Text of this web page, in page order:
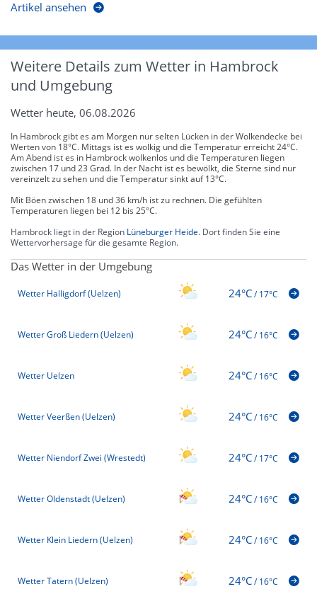
Artikel ansehen
Weitere Details zum Wetter in Hambrock
und Umgebung
Wetter heute, 06.08.2026
In Hambrock gibt es am Morgen nur selten Lücken in der Wolkendecke bei
Werten von 18°C. Mittags ist es wolkig und die Temperatur erreicht 24°C.
Am Abend ist es in Hambrock wolkenlos und die Temperaturen liegen
zwischen 17 und 23 Grad. In der Nacht ist es bewölkt, die Sterne sind nur
vereinzelt zu sehen und die Temperatur sinkt auf 13°C.
Mit Böen zwischen 18 und 36 km/h ist zu rechnen. Die gefühlten
Temperaturen liegen bei 12 bis 25°C.
Hambrock liegt in der Region Lüneburger Heide. Dort finden Sie eine
Wettervorhersage für die gesamte Region.
Das Wetter in der Umgebung
Wetter Halligdorf (Uelzen) 24°C/17°C
Wetter Groß Liedern (Uelzen) 24°C/16°C
Wetter Uelzen 24°C/16°C
Wetter Veerßen (Uelzen) 24°C/16°C
Wetter Niendorf Zwei (Wrestedt) 24°C/17°C
Wetter Oldenstadt (Uelzen) 24°C/16°C
Wetter Klein Liedern (Uelzen) 24°C/16°C
Wetter Tatern (Uelzen) 24°C/16°C